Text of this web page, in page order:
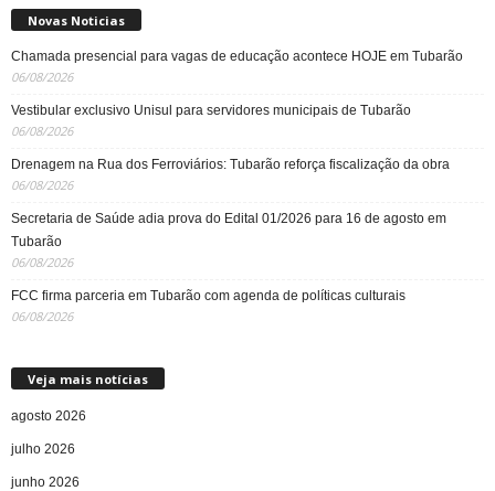
Novas Noticias
Chamada presencial para vagas de educação acontece HOJE em Tubarão
06/08/2026
Vestibular exclusivo Unisul para servidores municipais de Tubarão
06/08/2026
Drenagem na Rua dos Ferroviários: Tubarão reforça fiscalização da obra
06/08/2026
Secretaria de Saúde adia prova do Edital 01/2026 para 16 de agosto em
Tubarão
06/08/2026
FCC firma parceria em Tubarão com agenda de políticas culturais
06/08/2026
Veja mais notícias
agosto 2026
julho 2026
junho 2026